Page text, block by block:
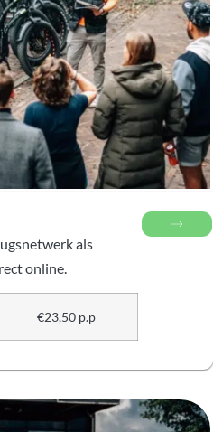
als
online.
€23,50 p.p